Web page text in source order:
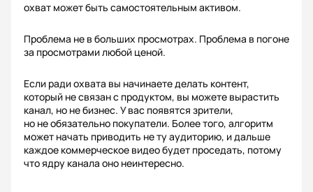
охват может быть самостоятельным активом.
Проблема не в больших просмотрах. Проблема в погоне
за просмотрами любой ценой.
Если ради охвата вы начинаете делать контент,
который не связан с продуктом, вы можете вырастить
канал, но не бизнес. У вас появятся зрители,
но не обязательно покупатели. Более того, алгоритм
может начать приводить не ту аудиторию, и дальше
каждое коммерческое видео будет проседать, потому
что ядру канала оно неинтересно.